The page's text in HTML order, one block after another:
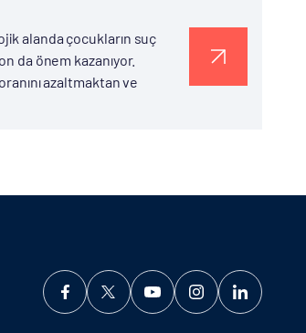
alanda çocukların suç
da önem kazanıyor.
azaltmaktan ve